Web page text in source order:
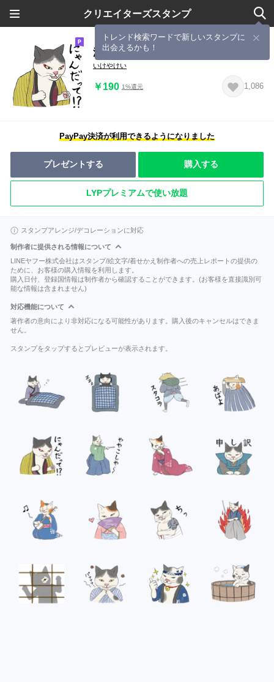
クリエイターズスタンプ
トレンド検索ワードで新しいスタンプに
出会えるかも！
江戸にゃん
いけやけい
￥190 1%還元 1,086
PayPay決済が利用できるようになりました
プレゼントする 購入する
LYPプレミアムで使い放題
スタンプアレンジ/デコレーションに対応
制作者に提供される情報について
LINEヤフー株式会社はスタンプ/絵文字/着せかえ制作者への売上レポートの提供の
ために、お客様の購入情報を利用します。
購入日付、登録国情報は制作者から確認することができます。(お客様を直接識別可
能な情報は含まれません)
対応機能について
著作者の意向により非対応になる可能性があります。購入後のキャンセルはできま
せん。
スタンプをタップするとプレビューが表示されます。